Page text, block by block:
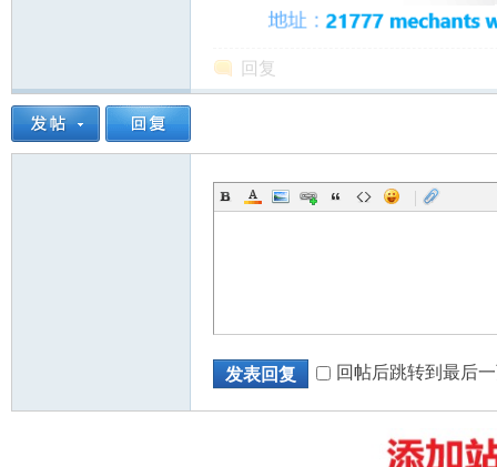
华
回复
|
发表回复 回帖后跳转到最后